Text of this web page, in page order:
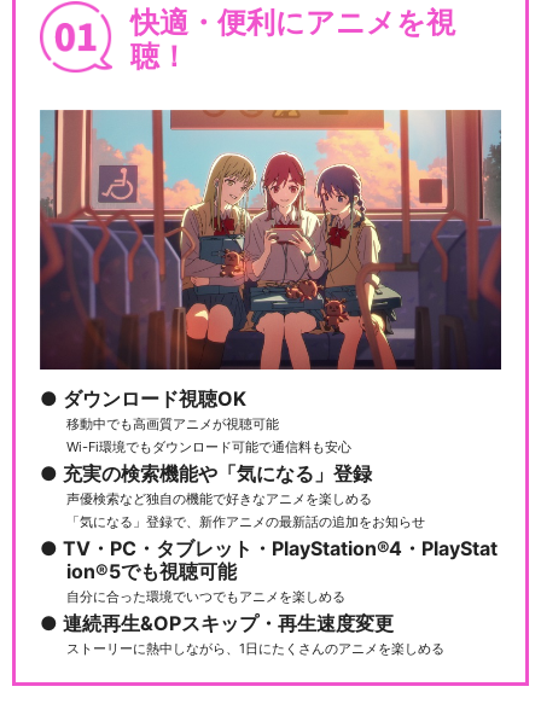
快適・便利にアニメを視
聴！
ダウンロード視聴OK
移動中でも高画質アニメが視聴可能
Wi-Fi環境でもダウンロード可能で通信料も安心
充実の検索機能や「気になる」登録
声優検索など独自の機能で好きなアニメを楽しめる
「気になる」登録で、新作アニメの最新話の追加をお知らせ
TV・PC・タブレット・PlayStation®4・PlayStat
ion®5でも視聴可能
自分に合った環境でいつでもアニメを楽しめる
連続再生&OPスキップ・再生速度変更
ストーリーに熱中しながら、1日にたくさんのアニメを楽しめる